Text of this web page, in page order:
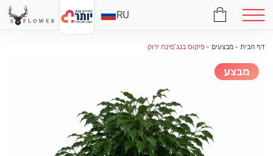
דף הבית -מבצעים - פיקוס בנג’מינה ירוק
מבצע
RU